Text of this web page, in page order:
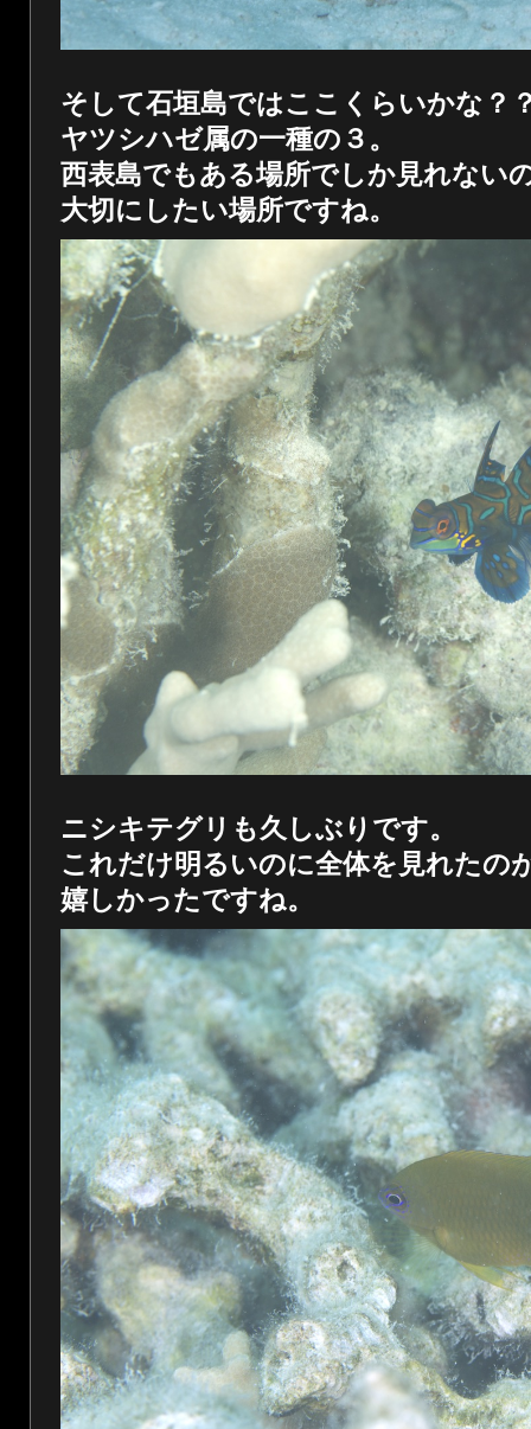
そして石垣島ではここくらいかな？
ヤツシハゼ属の一種の３。
西表島でもある場所でしか見れない
大切にしたい場所ですね。
ニシキテグリも久しぶりです。
これだけ明るいのに全体を見れたの
嬉しかったですね。